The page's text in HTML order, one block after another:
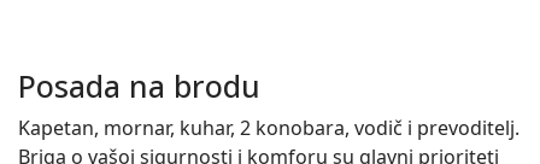
Posada na brodu
Kapetan, mornar, kuhar, 2 konobara, vodič i prevoditelj.
Briga o vašoj sigurnosti i komforu su glavni prioriteti